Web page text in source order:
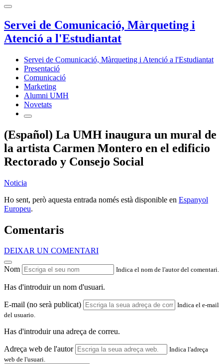
Servei de Comunicació, Màrqueting i
Atenció a l'Estudiantat
Servei de Comunicació, Màrqueting i Atenció a l'Estudiantat
Presentació
Comunicació
Marketing
Alumni UMH
Novetats
(Español) La UMH inaugura un mural de
la artista Carmen Montero en el edificio
Rectorado y Consejo Social
Noticia
Ho sent, però aquesta entrada només està disponible en Espanyol
Europeu.
Comentaris
DEIXAR UN COMENTARI
Nom Indica el nom de l'autor del comentari.
Has d'introduir un nom d'usuari.
E-mail (no serà publicat)
Indica el e-mail
del usuario.
Has d'introduir una adreça de correu.
Adreça web de l'autor
Indica l'adreça
web de l'usuari.